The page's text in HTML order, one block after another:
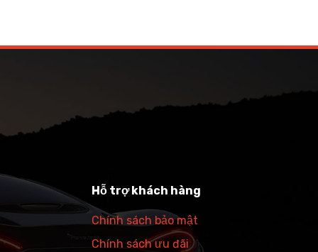
Hỗ trợ khách hàng
Chính sách bảo mật
Chính sách ưu đãi